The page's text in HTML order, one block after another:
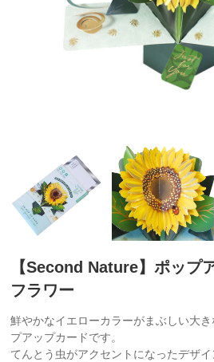
【Second Nature】ポップ
フラワー
鮮やかなイエローカラーがまぶしい大
プアップカードです。
てんとう虫がアクセントになったデザイ